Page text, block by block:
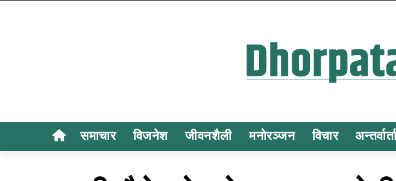
समाचार विजनेश जीवनशैली मनोरञ्जन विचार